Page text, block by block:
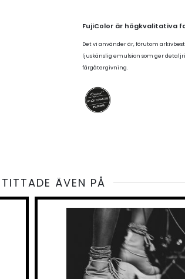
FujiColor är högkvalitativa
Det vi använder är, förutom
ljuskänslig emulsion som ger
färgåtergivning.
ÄVEN PÅ